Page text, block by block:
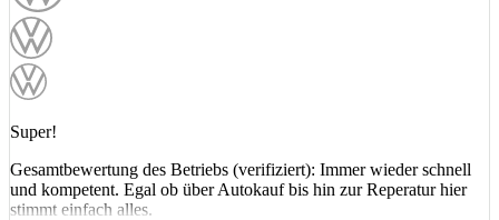
Super!
Gesamtbewertung des Betriebs (verifiziert): Immer wieder schnell
und kompetent. Egal ob über Autokauf bis hin zur Reperatur hier
stimmt einfach alles.